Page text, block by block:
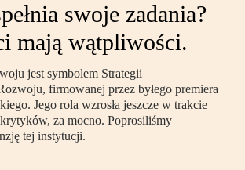
swoje zadania?
mają wątpliwości.
jest symbolem Strategii
firmowanej przez byłego premiera
Jego rola wzrosła jeszcze w trakcie
za mocno. Poprosiliśmy
tej instytucji.